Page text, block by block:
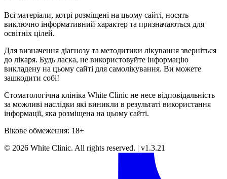
Всі матеріали, котрі розміщені на цьому сайті, носять
виключно інформативний характер та призначаються для
освітніх цілей.
Для визначення діагнозу та методитики лікування зверніться
до лікаря. Будь ласка, не використовуйте інформацію
викладену на цьому сайті для самолікування. Ви можете
зашкодити собі!
Стоматологічна клініка White Clinic не несе відповідальність
за можливі наслідки які виникли в результаті використання
інформації, яка розміщена на цьому сайті.
Вікове обмеження: 18+
© 2026 White Clinic. All rights reserved. | v1.3.21